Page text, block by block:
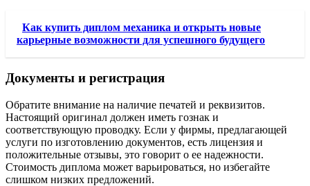
Как купить диплом механика и открыть новые
карьерные возможности для успешного будущего
Документы и регистрация
Обратите внимание на наличие печатей и реквизитов.
Настоящий оригинал должен иметь гознак и
соответствующую проводку. Если у фирмы, предлагающей
услуги по изготовлению документов, есть лицензия и
положительные отзывы, это говорит о ее надежности.
Стоимость диплома может варьироваться, но избегайте
слишком низких предложений.